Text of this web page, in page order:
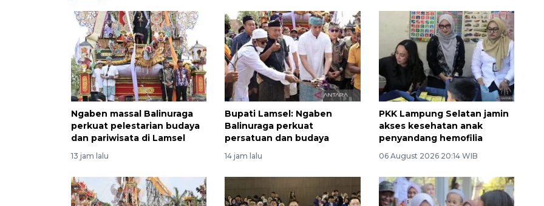
Ngaben massal Balinuraga
perkuat pelestarian budaya
dan pariwisata di Lamsel
13 jam lalu
Bupati Lamsel: Ngaben
Balinuraga perkuat
persatuan dan budaya
14 jam lalu
PKK Lampung Selatan jamin
akses kesehatan anak
penyandang hemofilia
06 August 2026 20:14 WIB